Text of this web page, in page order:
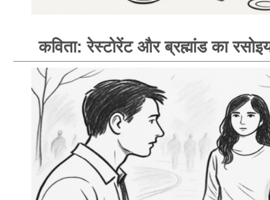
कविता: रेस्टोरेंट और ब्रह्मांड का